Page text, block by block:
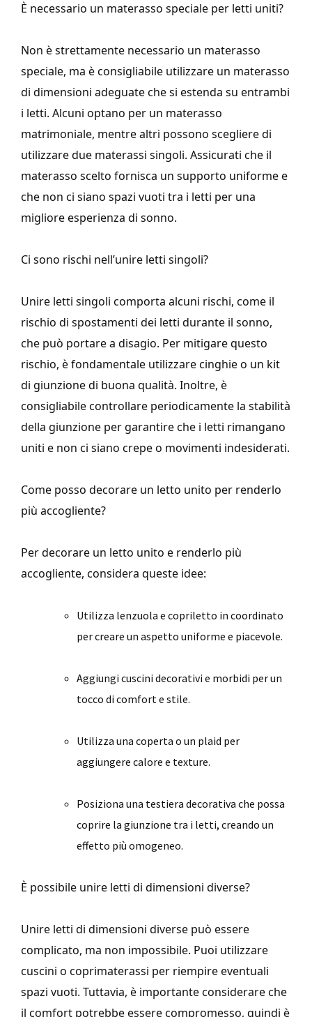
È necessario un materasso speciale per letti uniti?
Non è strettamente necessario un materasso
speciale, ma è consigliabile utilizzare un materasso
di dimensioni adeguate che si estenda su entrambi
i letti. Alcuni optano per un materasso
matrimoniale, mentre altri possono scegliere di
utilizzare due materassi singoli. Assicurati che il
materasso scelto fornisca un supporto uniforme e
che non ci siano spazi vuoti tra i letti per una
migliore esperienza di sonno.
Ci sono rischi nell’unire letti singoli?
Unire letti singoli comporta alcuni rischi, come il
rischio di spostamenti dei letti durante il sonno,
che può portare a disagio. Per mitigare questo
rischio, è fondamentale utilizzare cinghie o un kit
di giunzione di buona qualità. Inoltre, è
consigliabile controllare periodicamente la stabilità
della giunzione per garantire che i letti rimangano
uniti e non ci siano crepe o movimenti indesiderati.
Come posso decorare un letto unito per renderlo
più accogliente?
Per decorare un letto unito e renderlo più
accogliente, considera queste idee:
Utilizza lenzuola e copriletto in coordinato
per creare un aspetto uniforme e piacevole.
Aggiungi cuscini decorativi e morbidi per un
tocco di comfort e stile.
Utilizza una coperta o un plaid per
aggiungere calore e texture.
Posiziona una testiera decorativa che possa
coprire la giunzione tra i letti, creando un
effetto più omogeneo.
È possibile unire letti di dimensioni diverse?
Unire letti di dimensioni diverse può essere
complicato, ma non impossibile. Puoi utilizzare
cuscini o coprimaterassi per riempire eventuali
spazi vuoti. Tuttavia, è importante considerare che
il comfort potrebbe essere compromesso, quindi è